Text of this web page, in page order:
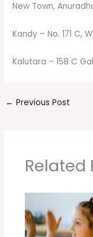
New Town,
Kandy – No. 171 C,
Kalutara – 158 C
← Previous Post
Related